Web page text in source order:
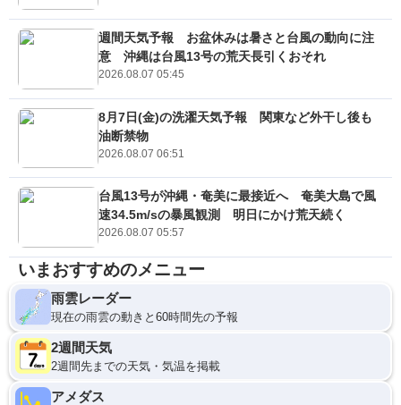
週間天気予報 お盆休みは暑さと台風の動向に注
意 沖縄は台風13号の荒天長引くおそれ
2026.08.07 05:45
8月7日(金)の洗濯天気予報 関東など外干し後も
油断禁物
2026.08.07 06:51
台風13号が沖縄・奄美に最接近へ 奄美大島で風
速34.5m/sの暴風観測 明日にかけ荒天続く
2026.08.07 05:57
いまおすすめのメニュー
雨雲レーダー
現在の雨雲の動きと60時間先の予報
2週間天気
2週間先までの天気・気温を掲載
アメダス